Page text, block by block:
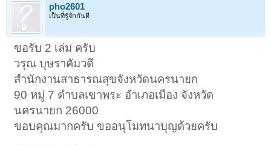
pho2601
เป็นที่รู้จักกันดี
ขอรับ 2 เล่ม ครับ
วรุณ บุษราคัมวดี
สำนักงานสาธารณสุขจังหวัดนครนายก
90 หมู่ 7 ตำบลเขาพระ อำเภอเมือง จังหวัด
นครนายก 26000
ขอบคุณมากครับ ขออนุโมทนาบุญด้วยครับ